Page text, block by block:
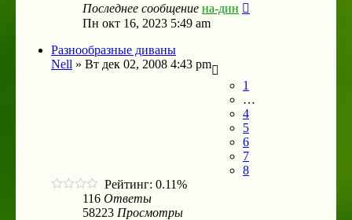
Последнее сообщение на-дин
Пн окт 16, 2023 5:49 am
Разнообразные диваны
Nell » Вт дек 02, 2008 4:43 pm
1
…
4
5
6
7
8
Рейтинг: 0.11%
116 Ответы
58223 Просмотры